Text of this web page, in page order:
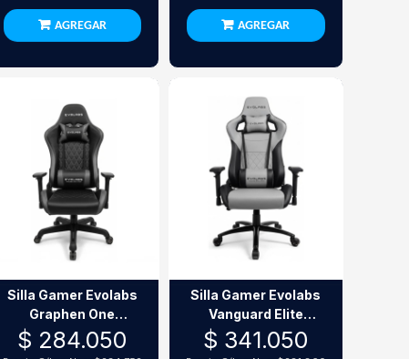
AGREGAR AGREGAR
Silla Gamer Evolabs
Graphen One
Ergonómica
Reclinable
$ 284.050
Silla Gamer Evolabs
Vanguard Elite
Ergonómica
Reclinable
$ 341.050